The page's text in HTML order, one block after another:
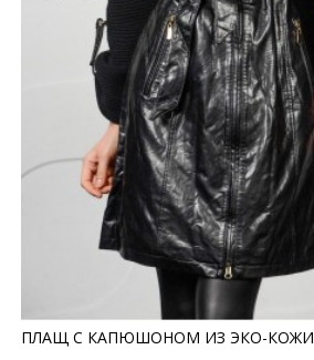
ПЛАЩ С КАПЮШОНОМ ИЗ ЭКО-КОЖИ